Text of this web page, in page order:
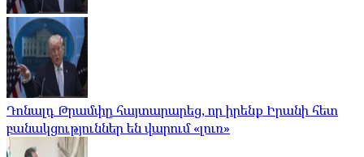
Դոնալդ Թրամփը հայտարարեց, որ իրենք Իրանի հետ
բանակցություններ են վարում «լուռ»